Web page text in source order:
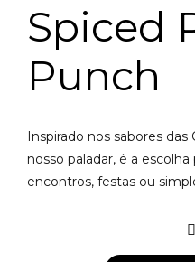
Spiced
Punch
Inspirado nos sabores das
nosso paladar, é a
encontros, festas ou